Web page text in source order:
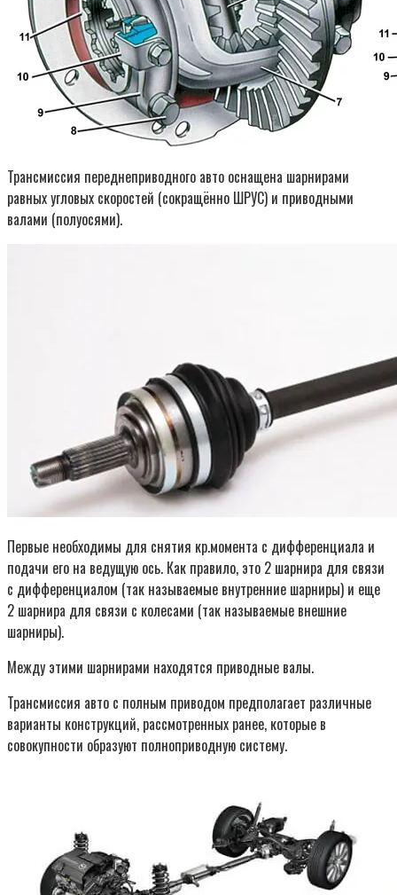
Трансмиссия переднеприводного авто оснащена шарнирами
равных угловых скоростей (сокращённо ШРУС) и приводными
валами (полуосями).
Первые необходимы для снятия кр.момента с дифференциала и
подачи его на ведущую ось. Как правило, это 2 шарнира для связи
с дифференциалом (так называемые внутренние шарниры) и еще
2 шарнира для связи с колесами (так называемые внешние
шарниры).
Между этими шарнирами находятся приводные валы.
Трансмиссия авто с полным приводом предполагает различные
варианты конструкций, рассмотренных ранее, которые в
совокупности образуют полноприводную систему.